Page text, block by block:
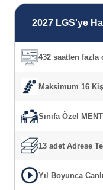
2027 LGS'ye
432 saatten
Maksimum 16
Sınıfa Özel
13 adet Adrese
Yıl Boyunca